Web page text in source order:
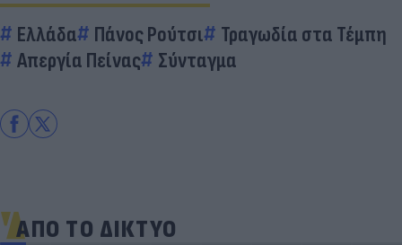
Ελλάδα Πάνος Ρούτσι
Τραγωδία στα Τέμπη
Απεργία Πείνας
Σύνταγμα
ΑΠΟ ΤΟ ΔΙΚΤΥΟ